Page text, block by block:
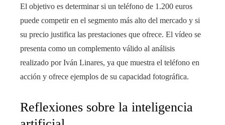
El objetivo es determinar si un teléfono de 1.200 euros
puede competir en el segmento más alto del mercado y si
su precio justifica las prestaciones que ofrece. El vídeo se
presenta como un complemento válido al análisis
realizado por Iván Linares, ya que muestra el teléfono en
acción y ofrece ejemplos de su capacidad fotográfica.
Reflexiones sobre la inteligencia